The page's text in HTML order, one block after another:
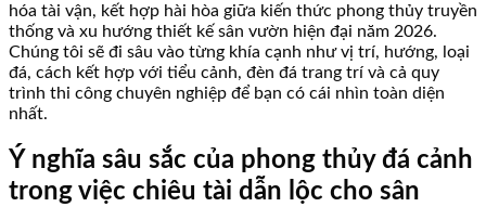
hóa tài vận, kết hợp hài hòa giữa kiến thức phong thủy truyền
thống và xu hướng thiết kế sân vườn hiện đại năm 2026.
Chúng tôi sẽ đi sâu vào từng khía cạnh như vị trí, hướng, loại
đá, cách kết hợp với tiểu cảnh, đèn đá trang trí và cả quy
trình thi công chuyên nghiệp để bạn có cái nhìn toàn diện
nhất.
Ý nghĩa sâu sắc của phong thủy đá cảnh
trong việc chiêu tài dẫn lộc cho sân